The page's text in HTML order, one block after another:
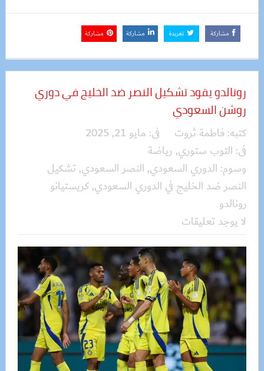
مشاركة تغريدة مشاركة مشاركة
رونالدو يقود تشكيل النصر ضد الخليج في دوري
روشن السعودي
كتبه: فاطمة ثروت فى: مايو 21, 2025
فى: التوب ستوري, رياضة
وسوم: الدوري السعودي, النصر السعودي, تشكيل
النصر ضد الخليج في الدوري السعودي,كريستيانو
رونالدو
لا يوجد تعليقات